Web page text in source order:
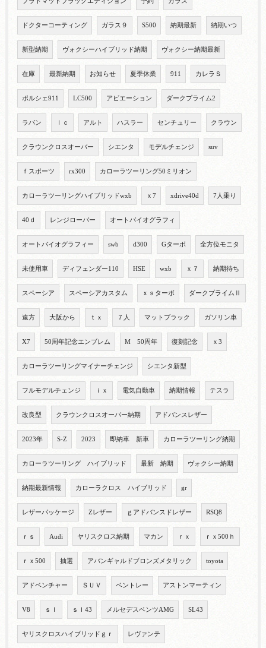
ドクターコーティング ガラス９ S500 納期最新 納期いつ
新型納期 ヴォクシーハイブリッド納期 ヴォクシー納期最新
在庫 最新納期 お知らせ 夏季休業 911 カレラＳ
ポルシェ911 LC500 アビエーション ダークプライム2
ラパン ｌｃ アルト ハスラー センチュリー クラウン
クラウンクロスオーバー シエンタ モデルチェンジ suv
ｆスポーツ rx300 カローラツーリング50ミリオン
カローラツーリングハイブリッドwxb ｘ7 xdrive40d 7人乗り
40ｄ レンジローバー オートバイオグラフィ
オートバイオグラフィー swb d300 Gターボ 全方位モニタ
未使用車 ディフェンダー110 HSE wxb ｘ７ 納期待ち
スペーシア スペーシアカスタム ｘｓターボ ダークプライムⅡ
遠方 大阪から ｔｘ ７人 マットブラック ガソリン車
X7 50周年記念エンブレム M 50周年 復刻記念 ｘ3
カローラツーリングマイナーチェンジ シエンタ新型
フルモデルチェンジ ｉｘ 電気自動車 納期情報 テスラ
改良型 クラウンクロスオーバー納期 アドバンスレザー
2023年 S-Z 2023 即納車 新車 カローラツーリング納期
カローラツーリング ハイブリッド 最新 納期 ヴォクシー納期
納期最新情報 カローラクロス ハイブリッド gr
レザーパッケージ Zレザー ｇアドバンスドレザー RSQ8
ｒｓ Audi ヤリスクロス納期 マカン ｒｘ ｒｘ500ｈ
ｒｘ500 抽選 アバンギャルドブロンズメタリック toyota
アドベンチャー ＳＵＶ ベントレー アストンマーティン
V8 ｓｌ ｓｌ43 メルセデスベンツAMG SL43
ヤリスクロスハイブリッドｇｒ レヴァンテ